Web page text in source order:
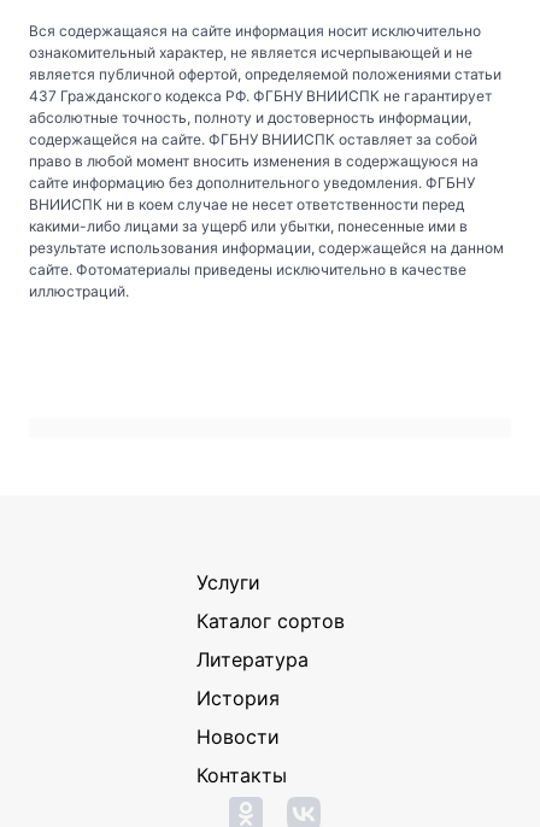
Вся содержащаяся на сайте информация носит исключительно
ознакомительный характер, не является исчерпывающей и не
является публичной офертой, определяемой положениями статьи
437 Гражданского кодекса РФ. ФГБНУ ВНИИСПК не гарантирует
абсолютные точность, полноту и достоверность информации,
содержащейся на сайте. ФГБНУ ВНИИСПК оставляет за собой
право в любой момент вносить изменения в содержащуюся на
сайте информацию без дополнительного уведомления. ФГБНУ
ВНИИСПК ни в коем случае не несет ответственности перед
какими-либо лицами за ущерб или убытки, понесенные ими в
результате использования информации, содержащейся на данном
сайте. Фотоматериалы приведены исключительно в качестве
иллюстраций.
Услуги
Каталог сортов
Литература
История
Новости
Контакты